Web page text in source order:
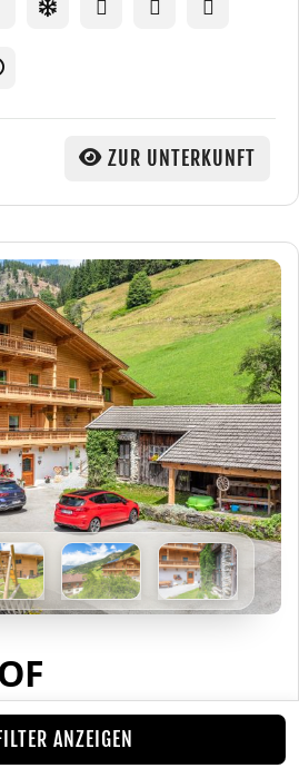
ZUR UNTERKUNFT
Gästen Platz bis zu 12
ANZEIGEN